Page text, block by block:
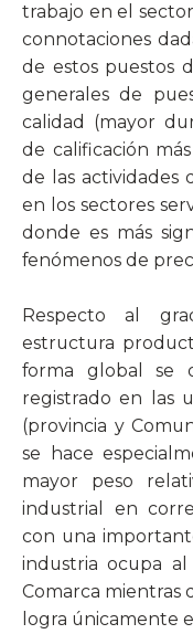
trabajo en el
connotaciones
de estos puestos
generales de
calidad (mayor
de calificación
de las actividades
en los sectores
donde es más
fenómenos de
Respecto al
estructura
forma global se
registrado en las
(provincia y
se hace
mayor peso
industrial en
con una
industria ocupa
Comarca mientras
logra únicamente